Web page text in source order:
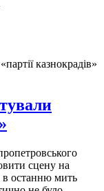
сцену на
в останню мить